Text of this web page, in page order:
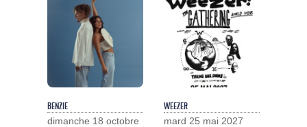
BENZIE
dimanche 18 octobre
WEEZER
mard 25 mai 2027